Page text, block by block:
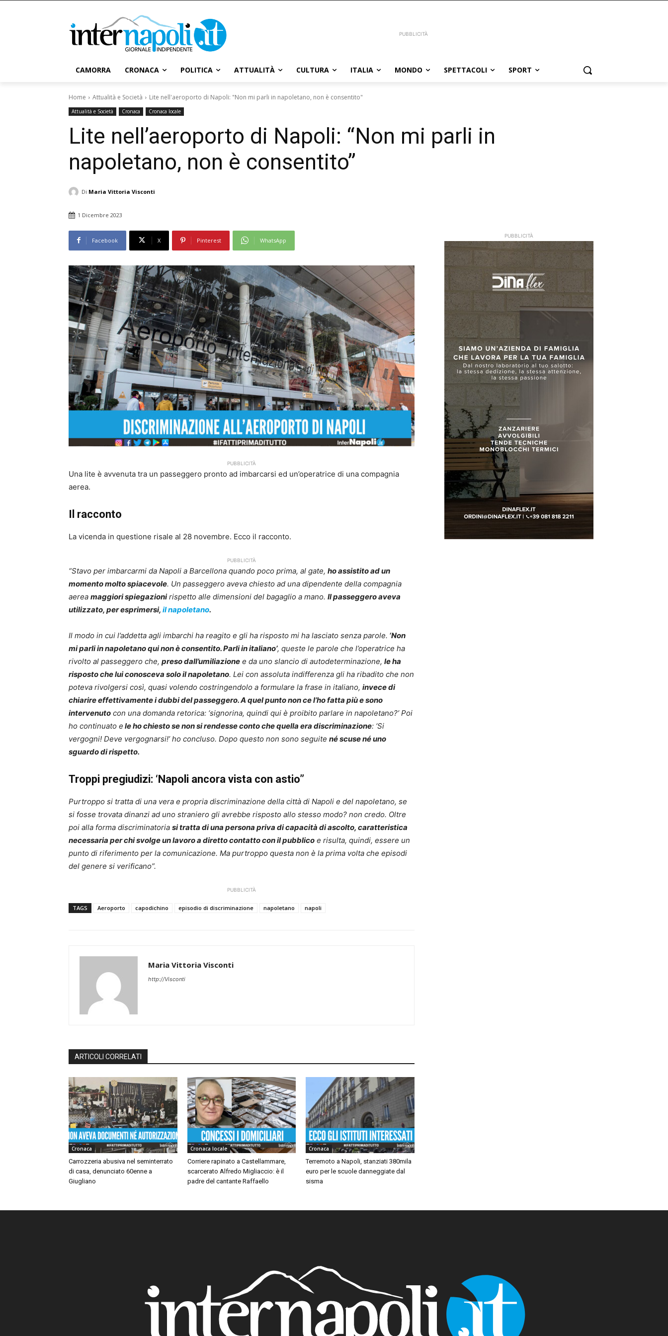
PUBBLICITÀ
CAMORRA CRONACA POLITICA ATTUALITÀ CULTURA ITALIA MONDO SPETTACOLI SPORT
Home Attualità e Società Lite nell'aeroporto di Napoli: "Non mi parli in napoletano, non è consentito"
Attualità e Società Cronaca Cronaca locale
Lite nell’aeroporto di Napoli: “Non mi parli in
napoletano, non è consentito”
Di Maria Vittoria Visconti
1 Dicembre 2023
Facebook X Pinterest WhatsApp
PUBBLICITÀ
Una lite è avvenuta tra un passeggero pronto ad imbarcarsi ed un’operatrice di una compagnia
aerea.
Il racconto
La vicenda in questione risale al 28 novembre. Ecco il racconto.
PUBBLICITÀ
“Stavo per imbarcarmi da Napoli a Barcellona quando poco prima, al gate, ho assistito ad un
momento molto spiacevole. Un passeggero aveva chiesto ad una dipendente della compagnia
aerea maggiori spiegazionirispetto alle dimensioni del bagaglio a mano. Il passeggero aveva
utilizzato, per esprimersi, il napoletano.
Il modo in cui l’addetta agli imbarchi ha reagito e gli ha risposto mi ha lasciato senza parole. ‘Non
mi parli in napoletano qui non è consentito. Parli in italiano’, queste le parole che l’operatrice ha
rivolto al passeggero che, preso dall’umiliazione e da uno slancio di autodeterminazione, le ha
risposto che lui conosceva solo il napoletano. Lei con assoluta indifferenza gli ha ribadito che non
poteva rivolgersi così, quasi volendo costringendolo a formulare la frase in italiano, invece di
chiarire effettivamente i dubbi del passeggero.A quel punto non ce l’ho fatta più e sono
intervenuto con una domanda retorica: ‘signorina, quindi qui è proibito parlare in napoletano?’ Poi
ho continuato e le ho chiesto se non si rendesse conto che quella era discriminazione: ‘Si
vergogni! Deve vergognarsi!’ ho concluso. Dopo questo non sono seguite né scuse né uno
sguardo di rispetto.
Troppi pregiudizi: ‘Napoli ancora vista con astio”
Purtroppo si tratta di una vera e propria discriminazione della città di Napoli e del napoletano, se
si fosse trovata dinanzi ad uno straniero gli avrebbe risposto allo stesso modo? non credo. Oltre
poi alla forma discriminatoria si tratta di una persona priva di capacità di ascolto, caratteristica
necessaria per chi svolge un lavoro a diretto contatto con il pubblico e risulta, quindi, essere un
punto di riferimento per la comunicazione. Ma purtroppo questa non è la prima volta che episodi
del genere si verificano”.
PUBBLICITÀ
TAGS Aeroporto capodichino episodio di discriminazione napoletano napoli
Maria Vittoria Visconti
http://Visconti
ARTICOLI CORRELATI
Cronaca
Carrozzeria abusiva nel seminterrato
di casa, denunciato 60enne a
Giugliano
Cronaca locale
Corriere rapinato a Castellammare,
scarcerato Alfredo Migliaccio: è il
padre del cantante Raffaello
Cronaca
Terremoto a Napoli, stanziati 380mila
euro per le scuole danneggiate dal
sisma
PUBBLICITÀ